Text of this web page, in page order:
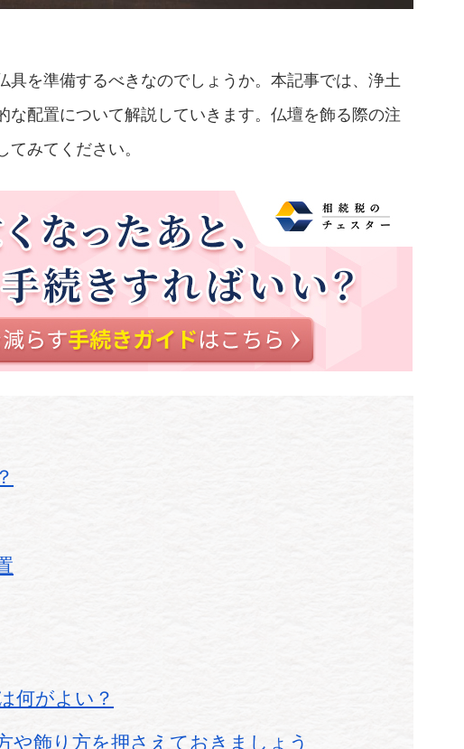
を準備するべきなのでしょうか。本記事では、浄土
配置について解説していきます。仏壇を飾る際の注
みてください。
何がよい？
や飾り方を押さえておきましょう